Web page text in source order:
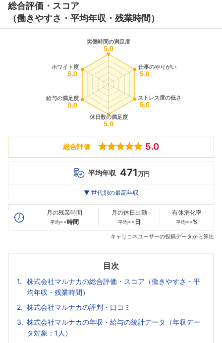
総合評価・スコア
（働きやすさ・平均年収・残業時間）
総合評価 5.0
平均年収 471万円
最高年収
20代
471万
30代
--万
--万
▼ 世代別の最高年収
月の残業時間
平均--時間
月の休日出勤
平均-- 日
有休消化率
平均--%
キャリコネユーザーの投稿データから算出
目次
株式会社マルナカの総合評価・スコア（働きやすさ・平
均年収・残業時間）
株式会社マルナカの評判・口コミ
株式会社マルナカの年収・給与の統計データ（年収デー
タ対象：1人）